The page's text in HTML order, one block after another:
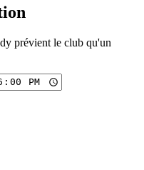
prévient le club qu'un